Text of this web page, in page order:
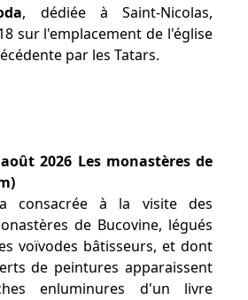
, dédiée à Saint-Nicolas,
sur l'emplacement de l'église
par les Tatars.
2026 Les monastères de
consacrée à la visite des
de Bucovine, légués
voïvodes bâtisseurs, et dont
de peintures apparaissent
enluminures d'un livre